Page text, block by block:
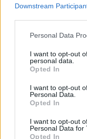
Downstream
Personal Data
I want to opt-out
personal data.
Opted In
I want to opt-out
Personal Data.
Opted In
I want to opt-out
Personal Data for
Opted In